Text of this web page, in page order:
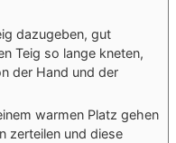
dazugeben, gut
Teig so lange kneten,
der Hand und der
warmen Platz gehen
zerteilen und diese